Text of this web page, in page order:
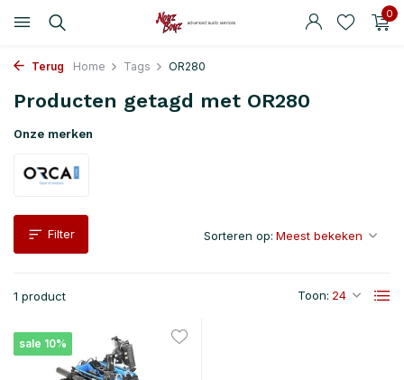
0
Terug Home Tags OR280
Producten getagd met OR280
Onze merken
Filter
1 product Toon:
Sorteren op:
sale 10%